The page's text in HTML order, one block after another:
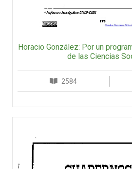
Horacio González: Por un
de las Ciencias
2584